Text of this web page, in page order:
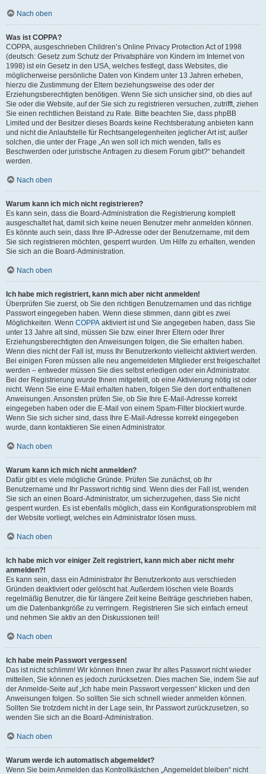
Nach oben
Was ist COPPA?
COPPA, ausgeschrieben Children’s Online Privacy Protection Act of 1998
(deutsch: Gesetz zum Schutz der Privatsphäre von Kindern im Internet von
1998) ist ein Gesetz in den USA, welches festlegt, dass Websites, die
möglicherweise persönliche Daten von Kindern unter 13 Jahren erheben,
hierzu die Zustimmung der Eltern beziehungsweise des oder der
Erziehungsberechtigten benötigen. Wenn Sie sich unsicher sind, ob dies auf
Sie oder die Website, auf der Sie sich zu registrieren versuchen, zutrifft, ziehen
Sie einen rechtlichen Beistand zu Rate. Bitte beachten Sie, dass phpBB
Limited und der Besitzer dieses Boards keine Rechtsberatung anbieten kann
und nicht die Anlaufstelle für Rechtsangelegenheiten jeglicher Art ist; außer
solchen, die unter der Frage „An wen soll ich mich wenden, falls es
Beschwerden oder juristische Anfragen zu diesem Forum gibt?“ behandelt
werden.
Nach oben
Warum kann ich mich nicht registrieren?
Es kann sein, dass die Board-Administration die Registrierung komplett
ausgeschaltet hat, damit sich keine neuen Benutzer mehr anmelden können.
Es könnte auch sein, dass Ihre IP-Adresse oder der Benutzername, mit dem
Sie sich registrieren möchten, gesperrt wurden. Um Hilfe zu erhalten, wenden
Sie sich an die Board-Administration.
Nach oben
Ich habe mich registriert, kann mich aber nicht anmelden!
Überprüfen Sie zuerst, ob Sie den richtigen Benutzernamen und das richtige
Passwort eingegeben haben. Wenn diese stimmen, dann gibt es zwei
Möglichkeiten. Wenn COPPA aktiviert ist und Sie angegeben haben, dass Sie
unter 13 Jahre alt sind, müssen Sie bzw. einer Ihrer Eltern oder Ihrer
Erziehungsberechtigten den Anweisungen folgen, die Sie erhalten haben.
Wenn dies nicht der Fall ist, muss Ihr Benutzerkonto vielleicht aktiviert werden.
Bei einigen Foren müssen alle neu angemeldeten Mitglieder erst freigeschaltet
werden – entweder müssen Sie dies selbst erledigen oder ein Administrator.
Bei der Registrierung wurde Ihnen mitgeteilt, ob eine Aktivierung nötig ist oder
nicht. Wenn Sie eine E-Mail erhalten haben, folgen Sie den dort enthaltenen
Anweisungen. Ansonsten prüfen Sie, ob Sie Ihre E-Mail-Adresse korrekt
eingegeben haben oder die E-Mail von einem Spam-Filter blockiert wurde.
Wenn Sie sich sicher sind, dass Ihre E-Mail-Adresse korrekt eingegeben
wurde, dann kontaktieren Sie einen Administrator.
Nach oben
Warum kann ich mich nicht anmelden?
Dafür gibt es viele mögliche Gründe. Prüfen Sie zunächst, ob Ihr
Benutzername und Ihr Passwort richtig sind. Wenn dies der Fall ist, wenden
Sie sich an einen Board-Administrator, um sicherzugehen, dass Sie nicht
gesperrt wurden. Es ist ebenfalls möglich, dass ein Konfigurationsproblem mit
der Website vorliegt, welches ein Administrator lösen muss.
Nach oben
Ich habe mich vor einiger Zeit registriert, kann mich aber nicht mehr
anmelden?!
Es kann sein, dass ein Administrator Ihr Benutzerkonto aus verschieden
Gründen deaktiviert oder gelöscht hat. Außerdem löschen viele Boards
regelmäßig Benutzer, die für längere Zeit keine Beiträge geschrieben haben,
um die Datenbankgröße zu verringern. Registrieren Sie sich einfach erneut
und nehmen Sie aktiv an den Diskussionen teil!
Nach oben
Ich habe mein Passwort vergessen!
Das ist nicht schlimm! Wir können Ihnen zwar Ihr altes Passwort nicht wieder
mitteilen, Sie können es jedoch zurücksetzen. Dies machen Sie, indem Sie auf
der Anmelde-Seite auf „Ich habe mein Passwort vergessen“ klicken und den
Anweisungen folgen. So sollten Sie sich schnell wieder anmelden können.
Sollten Sie trotzdem nicht in der Lage sein, Ihr Passwort zurückzusetzen, so
wenden Sie sich an die Board-Administration.
Nach oben
Warum werde ich automatisch abgemeldet?
Wenn Sie beim Anmelden das Kontrollkästchen „Angemeldet bleiben“ nicht